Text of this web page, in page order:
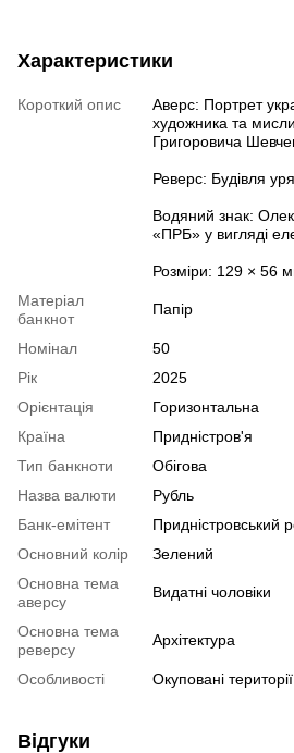
Характеристики
Короткий опис
Аверс: Портрет
художника та
Григоровича
Реверс: Будівля
Водяний знак:
«ПРБ» у вигляді
Розміри: 129 × 56
Матеріал
банкнот
Папір
Номінал
50
Рік
2025
Орієнтація
Горизонтальна
Країна
Придністров'я
Тип банкноти
Обігова
Назва валюти
Рубль
Банк-емітент
Придністровський
Основний колір
Зелений
Основна тема
аверсу
Видатні чоловіки
Основна тема
реверсу
Архітектура
Особливості Окуповані території
Відгуки